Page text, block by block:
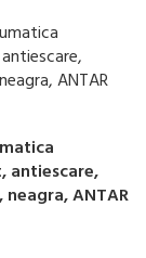
antiescare,
ANTAR